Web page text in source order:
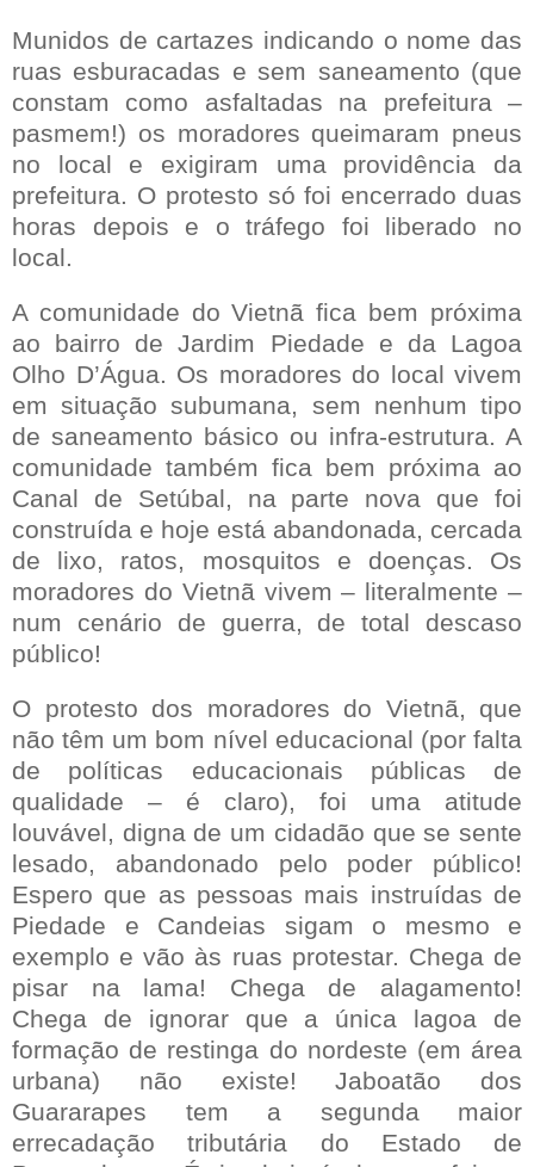
Munidos de cartazes indicando o nome das
ruas esburacadas e sem saneamento (que
constam como asfaltadas na prefeitura –
pasmem!) os moradores queimaram pneus
no local e exigiram uma providência da
prefeitura. O protesto só foi encerrado duas
horas depois e o tráfego foi liberado no
local.
A comunidade do Vietnã fica bem próxima
ao bairro de Jardim Piedade e da Lagoa
Olho D’Água. Os moradores do local vivem
em situação subumana, sem nenhum tipo
de saneamento básico ou infra-estrutura. A
comunidade também fica bem próxima ao
Canal de Setúbal, na parte nova que foi
construída e hoje está abandonada, cercada
de lixo, ratos, mosquitos e doenças. Os
moradores do Vietnã vivem – literalmente –
num cenário de guerra, de total descaso
público!
O protesto dos moradores do Vietnã, que
não têm um bom nível educacional (por falta
de políticas educacionais públicas de
qualidade – é claro), foi uma atitude
louvável, digna de um cidadão que se sente
lesado, abandonado pelo poder público!
Espero que as pessoas mais instruídas de
Piedade e Candeias sigam o mesmo e
exemplo e vão às ruas protestar. Chega de
pisar na lama! Chega de alagamento!
Chega de ignorar que a única lagoa de
formação de restinga do nordeste (em área
urbana) não existe! Jaboatão dos
Guararapes tem a segunda maior
errecadação tributária do Estado de